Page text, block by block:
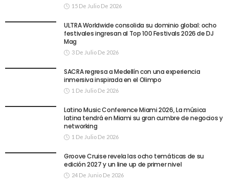
15 De Julio De 2026
ULTRA Worldwide consolida su dominio global: ocho
festivales ingresan al Top 100 Festivals 2026 de DJ
Mag
3 De Julio De 2026
SACRA regresa a Medellín con una experiencia
inmersiva inspirada en el Olimpo
1 De Julio De 2026
Latino Music Conference Miami 2026, La música
latina tendrá en Miami su gran cumbre de negocios y
networking
1 De Julio De 2026
Groove Cruise revela las ocho temáticas de su
edición 2027 y un line up de primer nivel
24 De Junio De 2026